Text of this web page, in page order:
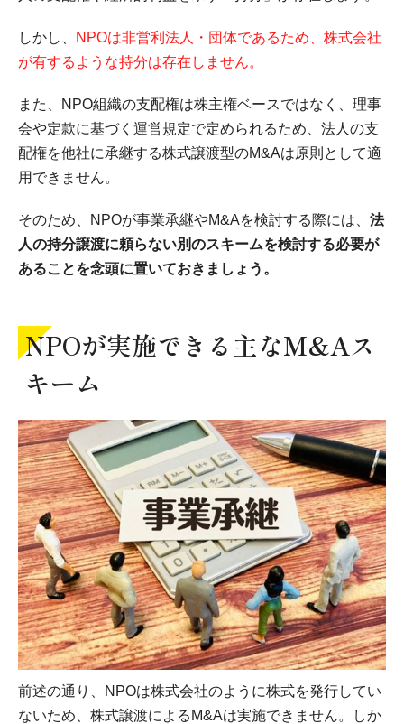
しかし、
NPOは非営利法人・団体であるため、株式会社
が有するような持分は存在しません。
また、NPO組織の支配権は株主権ベースではなく、理事
会や定款に基づく運営規定で定められるため、法人の支
配権を他社に承継する株式譲渡型のM&Aは原則として適
用できません。
そのため、NPOが事業承継やM&Aを検討する際には、 法
人の持分譲渡に頼らない別のスキームを検討する必要が
あることを念頭に置いておきましょう。
NPOが実施できる主なM&Aス
キーム
前述の通り、NPOは株式会社のように株式を発行してい
ないため、株式譲渡によるM&Aは実施できません。しか